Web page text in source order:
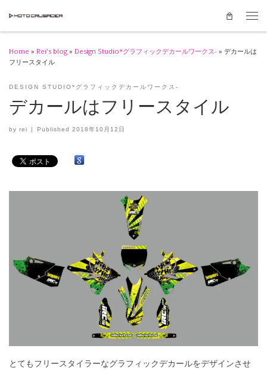
Skip to content
Home » Rei's blog » Design Studio*グラフィックデカールワークス- » デカールは
フリースタイル
DESIGN STUDIO*グラフィックデカールワークス-
デカールはフリースタイル
by rei Published2018年10月12日
とてもフリースタイラーなグラフィックデカールをデザインさせ